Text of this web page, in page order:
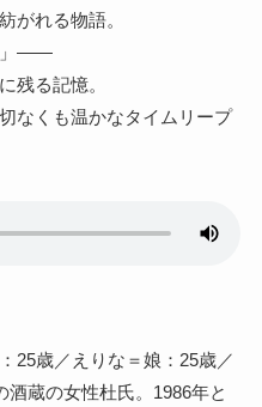
がれる物語。
」――
残る記憶。
なくも温かなタイムリープ
25歳／えりな＝娘：25歳／
蔵の女性杜氏。1986年と